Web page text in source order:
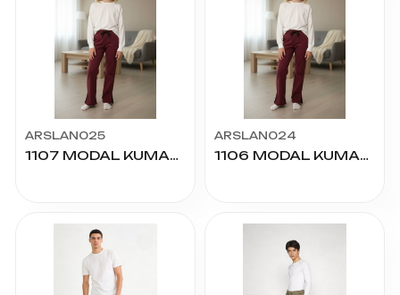
ARSLAN025
1107 MODAL KUMAŞ İSPANYOL YIRTM SADE 13/16 YAŞ
ARSLAN024
1106 MODAL KUMAŞ İSPANYOL YIRTM SADE 9/12 YAŞ